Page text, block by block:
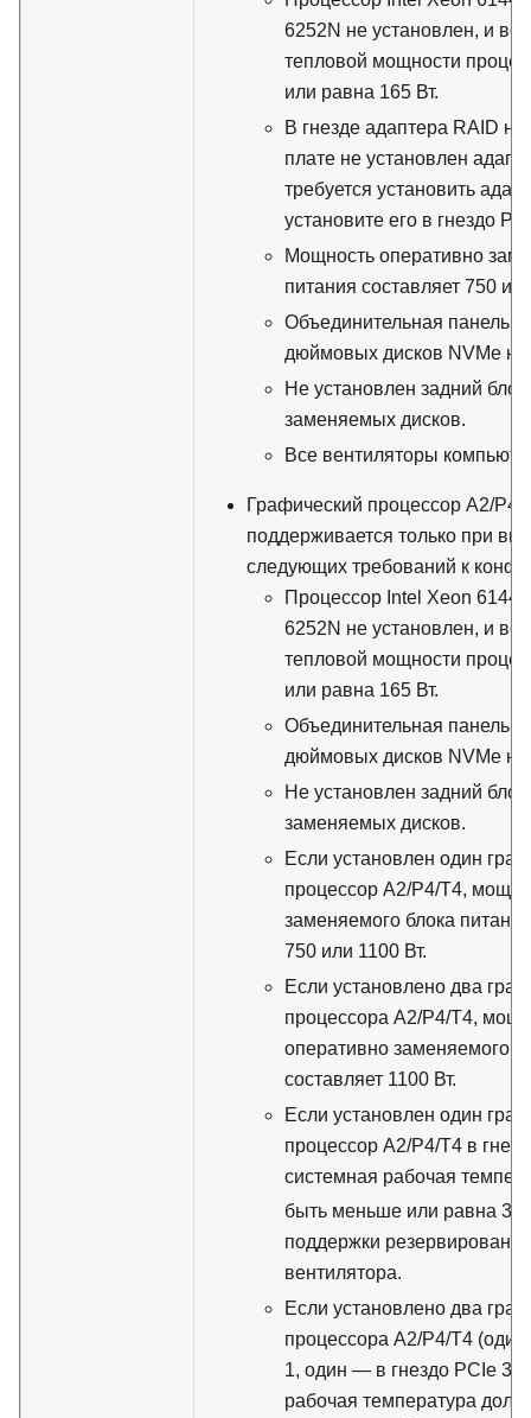
6252N не установлен, и
тепловой мощности
или равна 165 Вт.
В гнезде адаптера RAID
плате не установлен
требуется установить
установите его в гнездо
Мощность оперативно
питания составляет 750
Объединительная панель
дюймовых дисков NVMe не
Не установлен задний
заменяемых дисков.
Все вентиляторы
Графический процессор A2/P4/
поддерживается только при
следующих требований к
Процессор Intel Xeon 6144,
6252N не установлен, и
тепловой мощности
или равна 165 Вт.
Объединительная панель
дюймовых дисков NVMe не
Не установлен задний
заменяемых дисков.
Если установлен один
процессор A2/P4/T4,
заменяемого блока
750 или 1100 Вт.
Если установлено два
процессора A2/P4/T4,
оперативно заменяемого
составляет 1100 Вт.
Если установлен один
процессор A2/P4/T4 в
системная рабочая
быть меньше или равна 35
поддержки
вентилятора.
Если установлено два
процессора A2/P4/T4
1, один — в гнездо PCIe 3),
рабочая температура